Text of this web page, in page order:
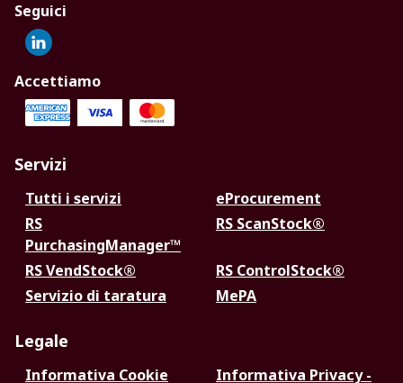
Seguici
Accettiamo
Servizi
Tutti i servizi
eProcurement
RS
PurchasingManager™
RS ScanStock®
RS VendStock®
RS ControlStock®
Servizio di taratura
MePA
Legale
Informativa Cookie Informativa Privacy -